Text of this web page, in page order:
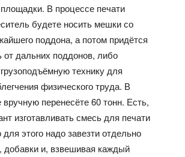
В процессе печати
будете носить мешки со
поддона, а потом придётся
от дальних поддонов, либо
грузоподъёмнуютехнику для
физического труда. В
вручную перенесёте60 тонн. Есть,
изготавливать смесь для печати
этого надо завезти отдельно
добавки и, взвешивая каждый